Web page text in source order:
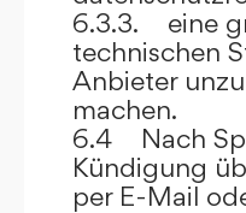
6.3.3. eine
technischen
Anbieter
machen.
6.4 Nach
Kündigung
per E-Mail